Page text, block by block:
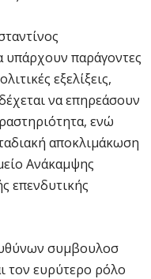
υπάρχουν παράγοντες
εξελίξεις,
να επηρεάσουν
ενώ
αποκλιμάκωση
Ανάκαμψης
επενδυτικής
συμβουλοσ
τον ευρύτερο ρόλο